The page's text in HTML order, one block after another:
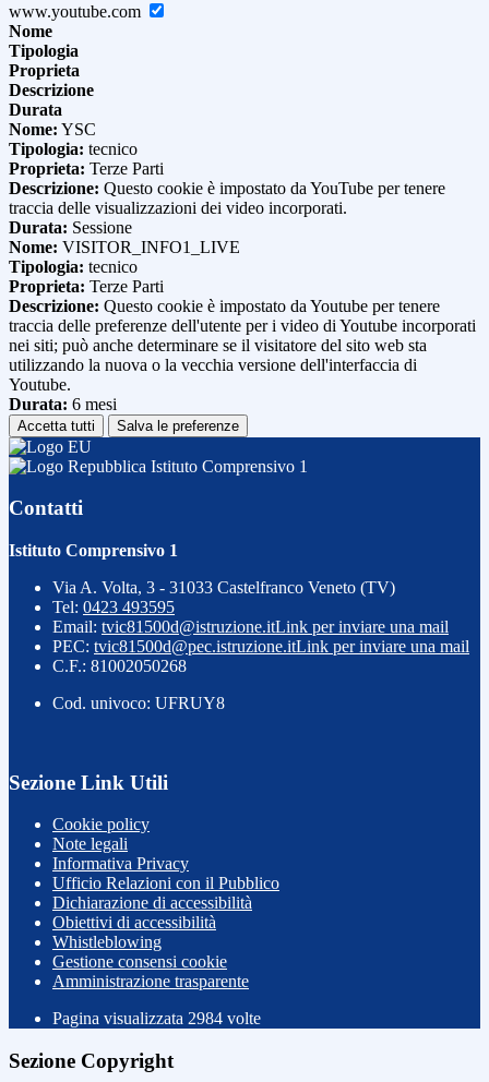
www.youtube.com
Nome
Tipologia
Proprieta
Descrizione
Durata
Nome: YSC
Tipologia: tecnico
Proprieta: Terze Parti
Descrizione: Questo cookie è impostato da YouTube per tenere
traccia delle visualizzazioni dei video incorporati.
Durata: Sessione
Nome: VISITOR_INFO1_LIVE
Tipologia: tecnico
Proprieta: Terze Parti
Descrizione: Questo cookie è impostato da Youtube per tenere
traccia delle preferenze dell'utente per i video di Youtube incorporati
nei siti; può anche determinare se il visitatore del sito web sta
utilizzando la nuova o la vecchia versione dell'interfaccia di
Youtube.
Durata: 6 mesi
Accetta tutti Salva le preferenze
Istituto Comprensivo 1
Contatti
Istituto Comprensivo 1
Via A. Volta, 3 - 31033 Castelfranco Veneto (TV)
Tel: 0423 493595
Email: tvic81500d@istruzione.itLink per inviare una mail
PEC: tvic81500d@pec.istruzione.itLink per inviare una mail
C.F.: 81002050268
Cod. univoco: UFRUY8
Sezione Link Utili
Cookie policy
Note legali
Informativa Privacy
Ufficio Relazioni con il Pubblico
Dichiarazione di accessibilità
Obiettivi di accessibilità
Whistleblowing
Gestione consensi cookie
Amministrazione trasparente
Pagina visualizzata 2984 volte
Sezione Copyright